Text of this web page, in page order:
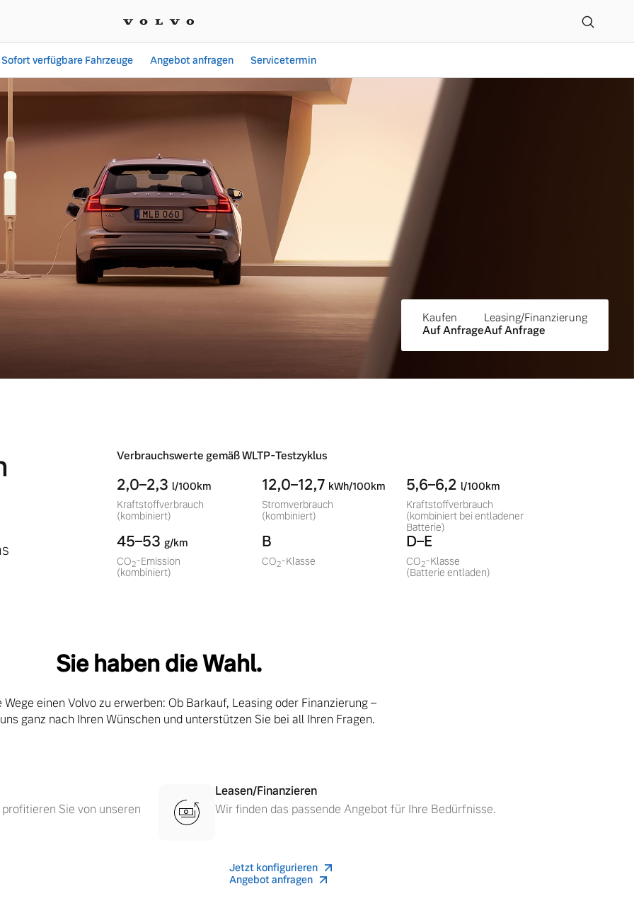
bei Autohaus Stephan GmbH in Goslar
Sofort verfügbare Fahrzeuge Angebot anfragen Servicetermin
Kaufen
Auf Anfrage
Leasing/Finanzierung
Auf Anfrage
Verbrauchswerte gemäß WLTP-Testzyklus
2,0–2,3 l/100km
Kraftstoffverbrauch
(kombiniert)
12,0–12,7 kWh/100km
Stromverbrauch
(kombiniert)
5,6–6,2 l/100km
Kraftstoffverbrauch
(kombiniert bei entladener
Batterie)
45–53 g/km
CO2-Emission
(kombiniert)
B
CO2-Klasse
D–E
CO2-Klasse
(Batterie entladen)
Sie haben die Wahl.
Wege einen Volvo zu erwerben: Ob Barkauf, Leasing oder Finanzierung –
ganz nach Ihren Wünschen und unterstützen Sie bei all Ihren Fragen.
Sie von unseren
Leasen/Finanzieren
Wir finden das passende Angebot für Ihre Bedürfnisse.
Jetzt konfigurieren
Angebot anfragen